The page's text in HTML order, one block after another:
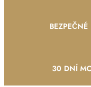
30 DNÍ